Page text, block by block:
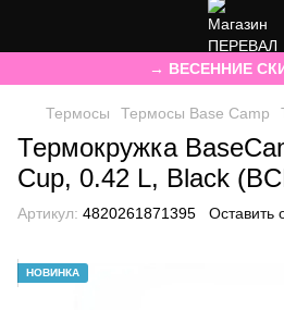
→ ВЕСЕННИЕ
Термосы Термосы Base Camp
Термокружка
Cup, 0.42 L, Black
Артикул: 4820261871395 Оставить
НОВИНКА